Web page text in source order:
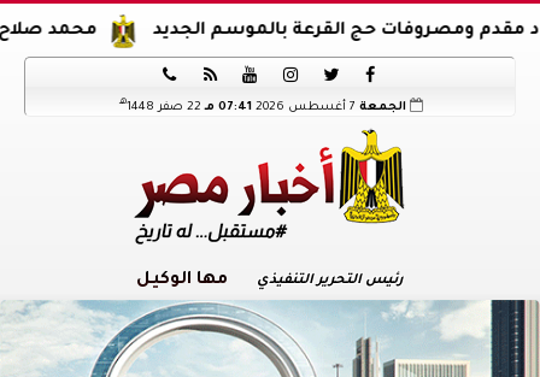
محمد صلاح يوقع حج القرعة بالموسم الجديد






الجمعة 07:41 مـ 22 صفر 1448 هـ
رئيس التحرير التنفيذي مها الوكيل